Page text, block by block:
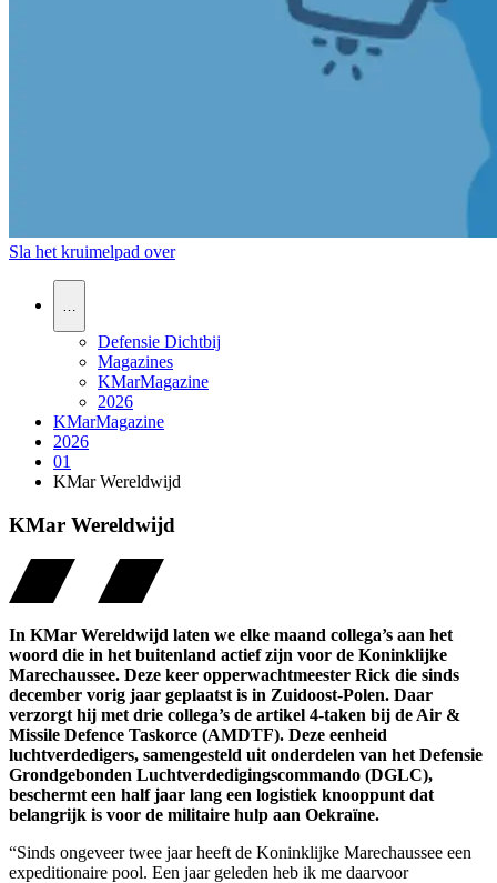
Sla het kruimelpad over
Defensie Dichtbij
Magazines
KMarMagazine
2026
KMarMagazine
2026
01
KMar Wereldwijd
KMar Wereldwijd
In KMar Wereldwijd laten we elke maand collega’s aan het
woord die in het buitenland actief zijn voor de Koninklijke
Marechaussee. Deze keer opperwachtmeester Rick die sinds
december vorig jaar geplaatst is in Zuidoost-Polen. Daar
verzorgt hij met drie collega’s de artikel 4-taken bij de Air &
Missile Defence Taskorce (AMDTF). Deze eenheid
luchtverdedigers, samengesteld uit onderdelen van het Defensie
Grondgebonden Luchtverdedigingscommando (DGLC),
beschermt een half jaar lang een logistiek knooppunt dat
belangrijk is voor de militaire hulp aan Oekraïne.
“Sinds ongeveer twee jaar heeft de Koninklijke Marechaussee een
expeditionaire pool. Een jaar geleden heb ik me daarvoor